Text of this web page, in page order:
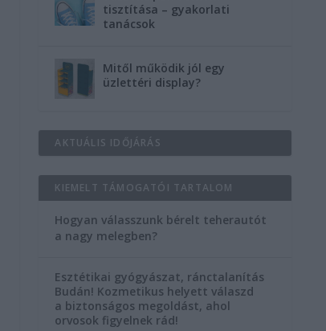
tisztítása – gyakorlati
tanácsok
Mitől működik jól egy
üzlettéri display?
AKTUÁLIS IDŐJÁRÁS
KIEMELT TÁMOGATÓI TARTALOM
Hogyan válasszunk bérelt teherautót
a nagy melegben?
Esztétikai gyógyászat, ránctalanítás
Budán! Kozmetikus helyett válaszd
a biztonságos megoldást, ahol
orvosok figyelnek rád!